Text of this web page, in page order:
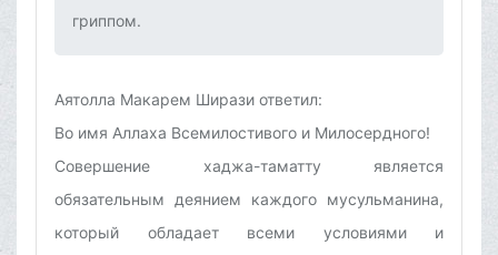
гриппом.‌
Аятолла Макарем Ширази ответил:
Во имя Аллаха Всемилостивого и Милосердного!
Совершение хаджа-таматту является
обязательным деянием каждого мусульманина,
который обладает всеми условиями и